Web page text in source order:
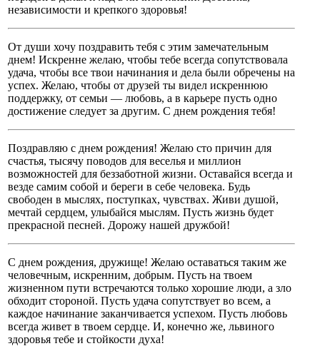
независимости и крепкого здоровья!
От души хочу поздравить тебя с этим замечательным
днем! Искренне желаю, чтобы тебе всегда сопутствовала
удача, чтобы все твои начинания и дела были обречены на
успех. Желаю, чтобы от друзей ты видел искреннюю
поддержку, от семьи — любовь, а в карьере пусть одно
достижение следует за другим. С днем рождения тебя!
Поздравляю с днем рождения! Желаю сто причин для
счастья, тысячу поводов для веселья и миллион
возможностей для беззаботной жизни. Оставайся всегда и
везде самим собой и береги в себе человека. Будь
свободен в мыслях, поступках, чувствах. Живи душой,
мечтай сердцем, улыбайся мыслям. Пусть жизнь будет
прекрасной песней. Дорожу нашей дружбой!
С днем рождения, дружище! Желаю оставаться таким же
человечным, искренним, добрым. Пусть на твоем
жизненном пути встречаются только хорошие люди, а зло
обходит стороной. Пусть удача сопутствует во всем, а
каждое начинание заканчивается успехом. Пусть любовь
всегда живет в твоем сердце. И, конечно же, львиного
здоровья тебе и стойкости духа!